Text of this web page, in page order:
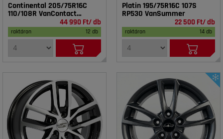
Continental 205/75R16C
110/108R VanContact
44 990 Ft/ db
raktáron 12 db
Platin 195/75R16C 107S
RP530 VanSummer
22 500 Ft/ db
raktáron 14 db